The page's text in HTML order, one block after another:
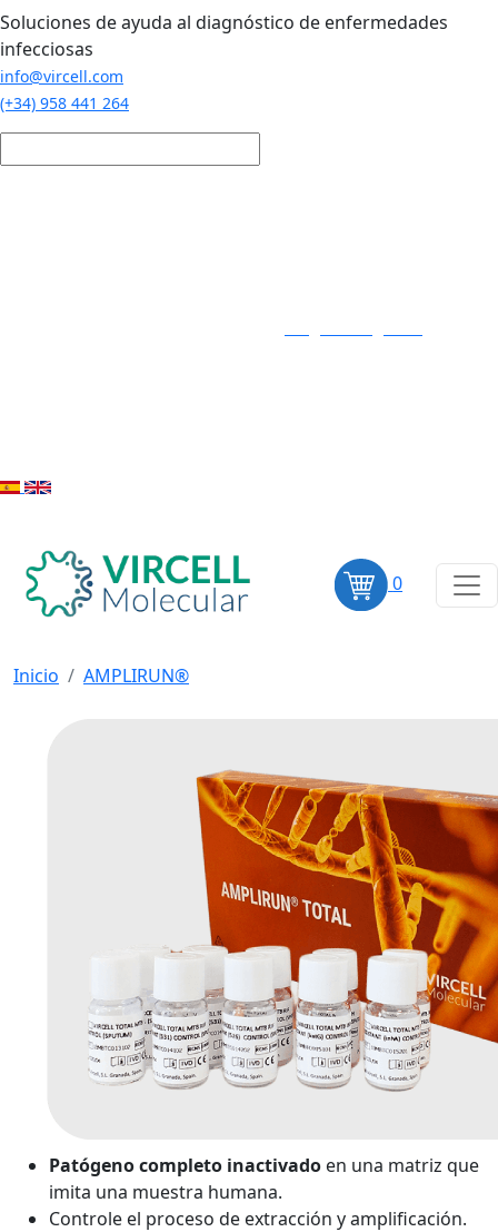
Pasar al contenido principal
Soluciones de ayuda al diagnóstico de enfermedades
infecciosas
info@vircell.com
(+34) 958 441 264
0
Inicio AMPLIRUN®
Patógeno completo inactivado en una matriz que
imita una muestra humana.
Controle el proceso de extracción y amplificación.